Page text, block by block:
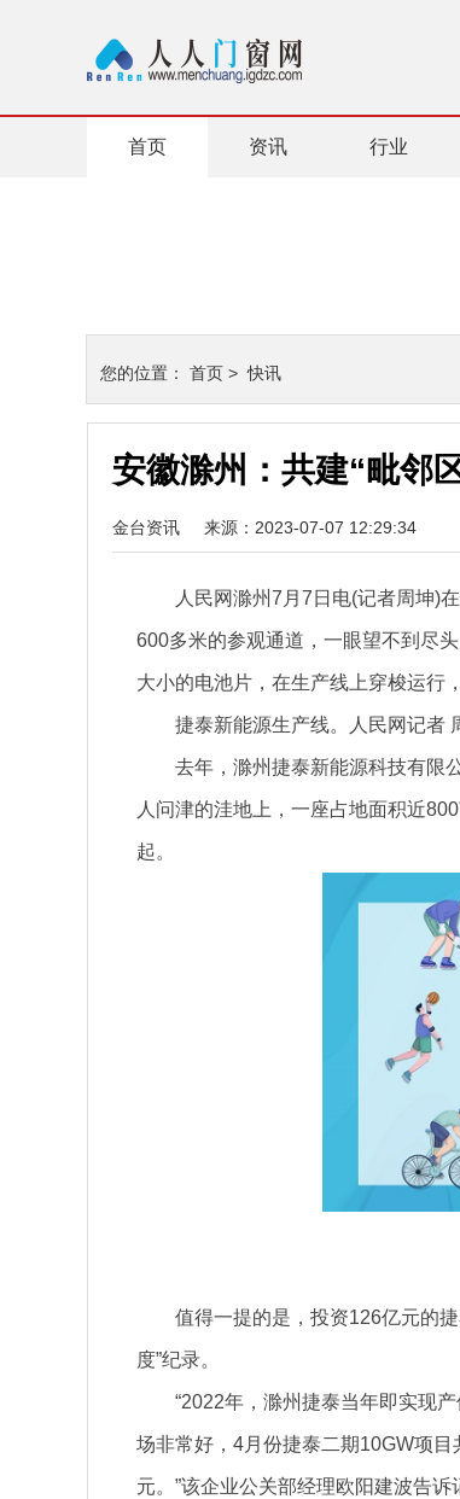
首页 资讯 行业
您的位置： 首页 >快讯
安徽滁州：共建“毗邻
金台资讯 来源：2023-07-07 12:29:34
人民网滁州7月7日电(记者周坤)
600多米的参观通道，一眼望不到尽
大小的电池片，在生产线上穿梭运行
捷泰新能源生产线。人民网记者
去年，滁州捷泰新能源科技有限
人问津的洼地上，一座占地面积近
起。
值得一提的是，投资126亿元的
度”纪录。
“2022年，滁州捷泰当年即实现
场非常好，4月份捷泰二期10GW项
元。”该企业公关部经理欧阳建波告诉